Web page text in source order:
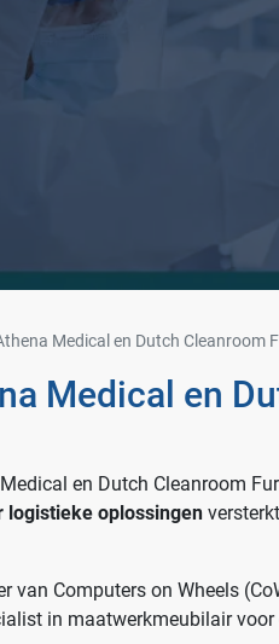
Medical en Dutch Cleanroom
Medical en
en Dutch Cleanroom
oplossingen
van Computers on Wheels
in maatwerkmeubilair